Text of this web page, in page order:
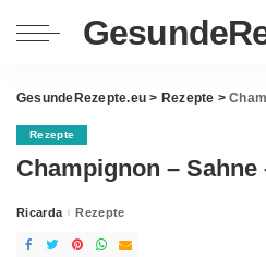
GesundeRezepte.eu > Rezepte >
Rezepte
Champignon – Sahne
Posted
Ricarda Rezepte